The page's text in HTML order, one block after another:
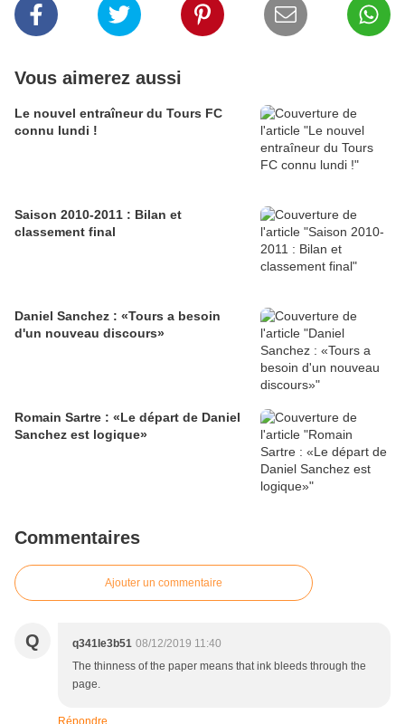
Vous aimerez aussi
Le nouvel entraîneur du Tours FC
connu lundi !
Saison 2010-2011 : Bilan et
classement final
Daniel Sanchez : «Tours a besoin
d'un nouveau discours»
Romain Sartre : «Le départ de Daniel
Sanchez est logique»
Commentaires
Ajouter un commentaire
Q q341le3b51 08/12/2019 11:40
The thinness of the paper means that ink bleeds through the
page.
Répondre